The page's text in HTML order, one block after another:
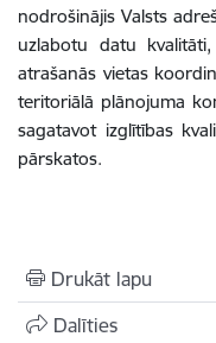
nodrošinājis Valsts
uzlabotu datu kvalitāti,
atrašanās vietas
teritoriālā plānojuma
sagatavot izglītības
pārskatos.
Drukāt lapu
Dalīties